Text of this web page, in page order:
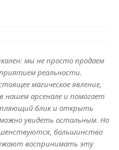
мы не просто продаем
реальности.
магическое явление,
нашем арсенале и помогает
блик и открыть
увидеть остальным. Но
большинство
воспринимать эту